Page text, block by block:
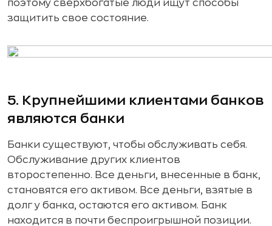
поэтому сверхбогатые люди ищут способы
защитить свое состояние.
5. Крупнейшими клиентами банков
являются банки
Банки существуют, чтобы обслуживать себя.
Обслуживание других клиентов
второстепенно. Все деньги, внесенные в банк,
становятся его активом. Все деньги, взятые в
долг у банка, остаются его активом. Банк
находится в почти беспроигрышной позиции.